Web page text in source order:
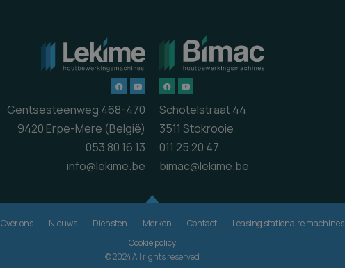
Gentsesteenweg 468-470
9420 Erpe-Mere (België)
053 80 16 13
info@lekime.be
Schotelstraat 44
3511 Stokrooie
011 25 20 47
bimac@lekime.be
Over ons Nieuws Diensten Merken Contact Leasing stationaire machines
Cookie policy
© 2024 All rights reserved